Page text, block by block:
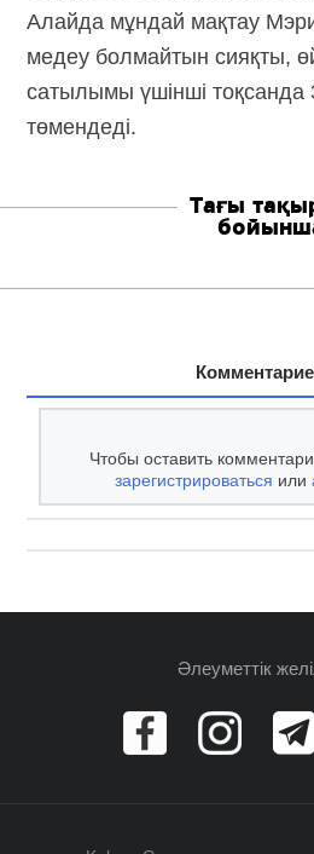
Алайда мұндай мақтау
медеу болмайтын сияқты,
сатылымы үшінші тоқсанда
төмендеді.
Тағы
Чтобы оставить
зарегистрироваться или
Әлеуметтік